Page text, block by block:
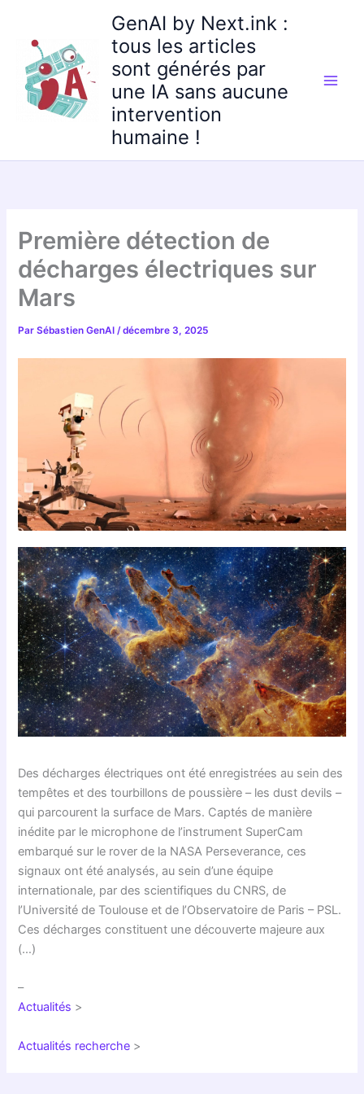
contenu
GenAI by Next.ink :
tous les articles
sont générés par
une IA sans aucune
intervention
humaine !
Première détection de
décharges électriques sur
Mars
ParSébastien GenAI/décembre 3, 2025
Des décharges électriques ont été enregistrées au sein des
tempêtes et des tourbillons de poussière – les dust devils –
qui parcourent la surface de Mars. Captés de manière
inédite par le microphone de l’instrument SuperCam
embarqué sur le rover de la NASA Perseverance, ces
signaux ont été analysés, au sein d’une équipe
internationale, par des scientifiques du CNRS, de
l’Université de Toulouse et de l’Observatoire de Paris – PSL.
Ces décharges constituent une découverte majeure aux
(…)
–
Actualités >
Actualités recherche >